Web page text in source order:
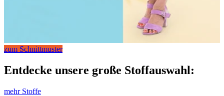
zum Schnittmuster
Entdecke unsere große Stoffauswahl:
mehr Stoffe